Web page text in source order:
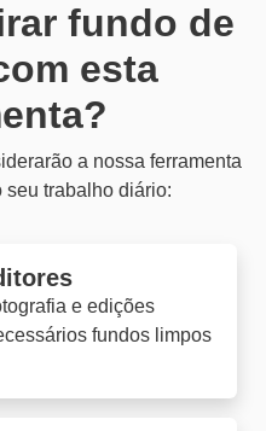
fundo de
esta
a nossa ferramenta
trabalho diário:
e edições
fundos limpos